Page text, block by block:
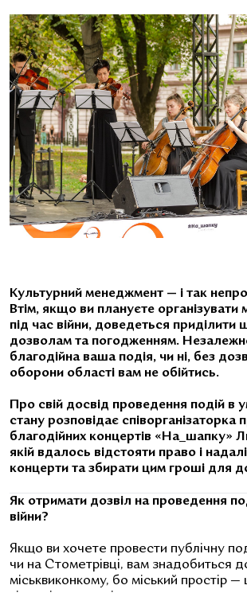
Культурний менеджмент — і так
Втім, якщо ви плануєте організувати
під час війни, доведеться приділити
дозволам та погодженням.
благодійна ваша подія, чи ні, без
оборони області вам не обійтись.
Про свій досвід проведення подій в
стану розповідає співорганізаторка
благодійних концертів «На_ шапку»
якій вдалось відстояти право і
концерти та збирати цим гроші для
Як отримати дозвіл на проведення
війни?
Якщо ви хочете провести публічну
чи на Стометрівці, вам знадобиться
міськвиконкому, бо міський простір